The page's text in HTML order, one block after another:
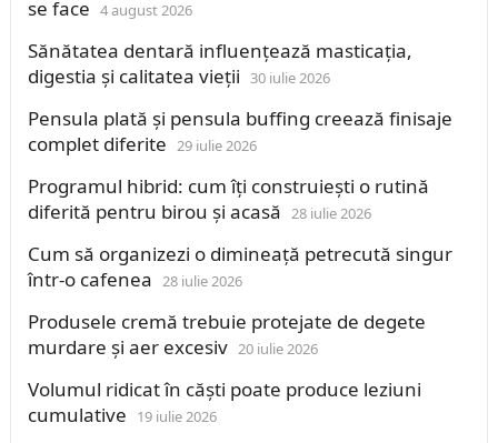
se face 4 august 2026
Sănătatea dentară influențează masticația,
digestia și calitatea vieții 30 iulie 2026
Pensula plată și pensula buffing creează finisaje
complet diferite 29 iulie 2026
Programul hibrid: cum îți construiești o rutină
diferită pentru birou și acasă 28 iulie 2026
Cum să organizezi o dimineață petrecută singur
într-o cafenea 28 iulie 2026
Produsele cremă trebuie protejate de degete
murdare și aer excesiv 20 iulie 2026
Volumul ridicat în căști poate produce leziuni
cumulative
19 iulie 2026